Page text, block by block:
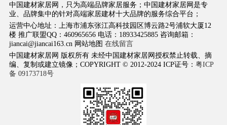
中国建材家居网，只为高端品牌家居服务；中国建材家居网是专
业、品牌集中的针对高端家居建材十大品牌的服务综合平台；
运营中心地址：上海市浦东张江高科技园区博云路2号浦软大厦12
楼 推广联盟QQ：460965656 电话：18933425885 咨询邮箱：
jiancai@jiancai163.cn 网站地图 在线留言
中国建材家居网 版权所有 未经中国建材家居网授权禁止转载、摘
编、复制或建立镜像；COPYRIGHT © 2012-2024 ICP证号： 粤ICP
备 09173718号